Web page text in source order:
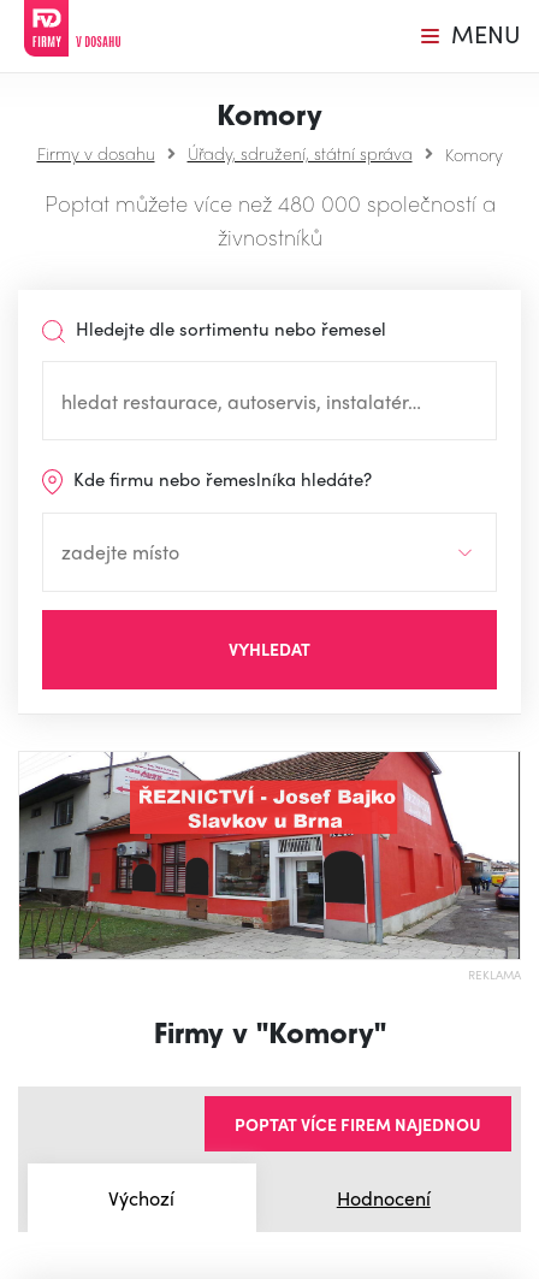
MENU
Komory
Firmy v dosahu Úřady, sdružení, státní správa Komory
Poptat můžete více než 480 000 společností a
živnostníků
Hledejte dle sortimentu nebo řemesel
Kde firmu nebo řemeslníka hledáte?
VYHLEDAT
REKLAMA
Firmy v "Komory"
Výchozí Hodnocení
POPTAT VÍCE FIREM NAJEDNOU